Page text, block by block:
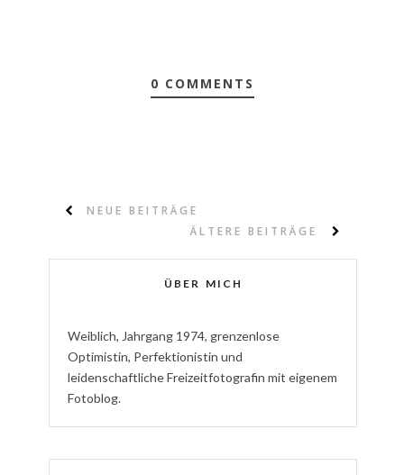
0 COMMENTS
NEUE BEITRÄGE
ÄLTERE BEITRÄGE
ÜBER MICH
Weiblich, Jahrgang 1974, grenzenlose
Optimistin, Perfektionistin und
leidenschaftlicheFreizeitfotografin mit eigenem
Fotoblog.